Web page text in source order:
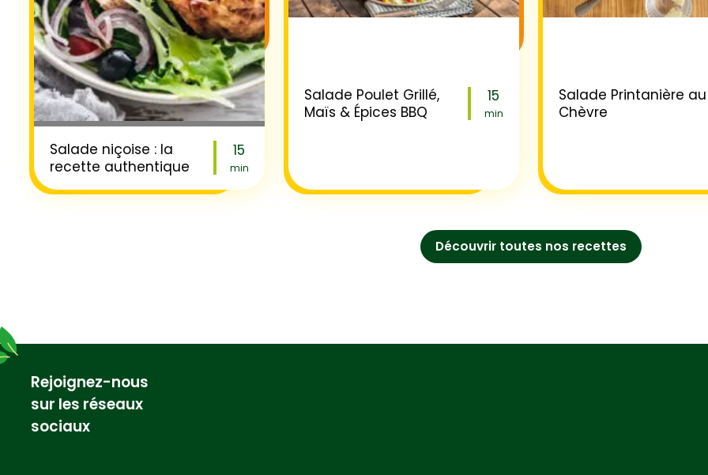
Salade niçoise : la
recette authentique
15
min
Salade Poulet Grillé,
Maïs & Épices BBQ
15
min
Salade Printanière au
Chèvre
Découvrir toutes nos recettes
Rejoignez-nous
sur les réseaux
sociaux